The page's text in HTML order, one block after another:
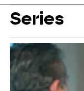
Series